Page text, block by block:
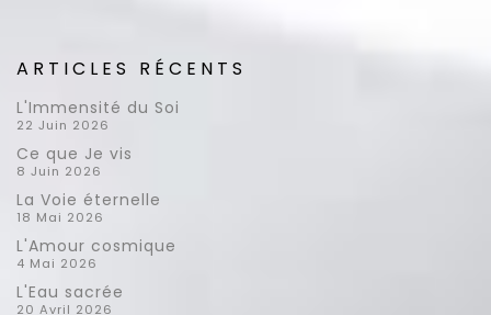
ARTICLES RÉCENTS
L'Immensité du Soi
22 Juin 2026
Ce que Je vis
8 Juin 2026
La Voie éternelle
18 Mai 2026
L'Amour cosmique
4 Mai 2026
L'Eau sacrée
20 Avril 2026